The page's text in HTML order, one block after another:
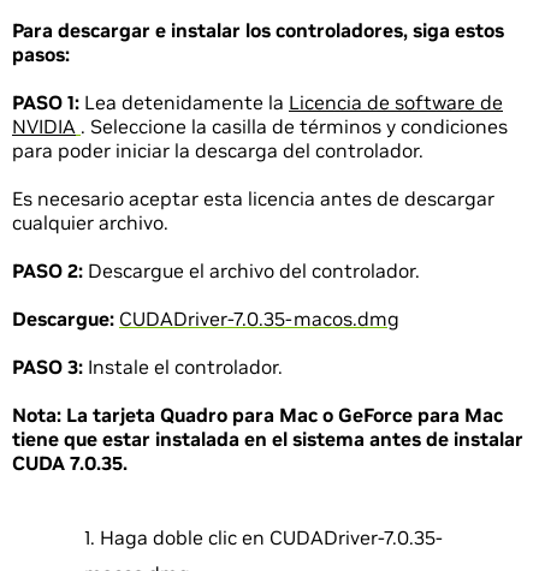
Para descargar e instalar los controladores, siga estos
pasos:
PASO 1: Lea detenidamente la Licencia de software de
NVIDIA . Seleccione la casilla de términos y condiciones
para poder iniciar la descarga del controlador.
Es necesario aceptar esta licencia antes de descargar
cualquier archivo.
PASO 2: Descargue el archivo del controlador.
Descargue: CUDADriver-7.0.35-macos.dmg
PASO 3: Instale el controlador.
Nota: La tarjeta Quadro para Mac o GeForce para Mac
tiene que estar instalada en el sistema antes de instalar
CUDA 7.0.35.
Haga doble clic en CUDADriver-7.0.35-